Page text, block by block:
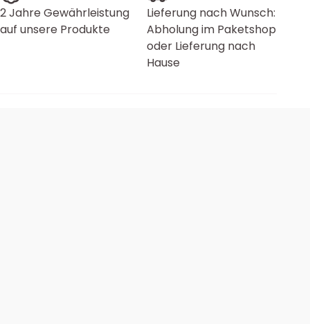
2 Jahre Gewährleistung
auf unsere Produkte
Lieferung nach Wunsch:
Abholung im Paketshop
oder Lieferung nach
Hause